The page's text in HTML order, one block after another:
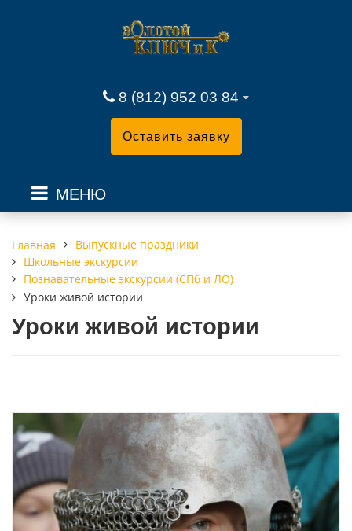
8 (812) 952 03 84
Оставить заявку
МЕНЮ
Главная
Выпускные праздники
Школьные экскурсии
Познавательные экскурсии (СПб и ЛО)
Уроки живой истории
Уроки живой истории